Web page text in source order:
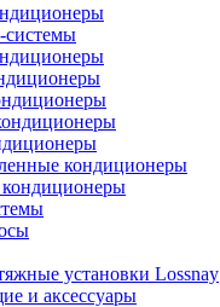
системы
кондиционеры
установки Lossnay
и аксессуары